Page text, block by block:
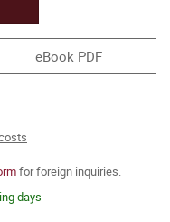
eBook PDF
for foreign inquiries.
days